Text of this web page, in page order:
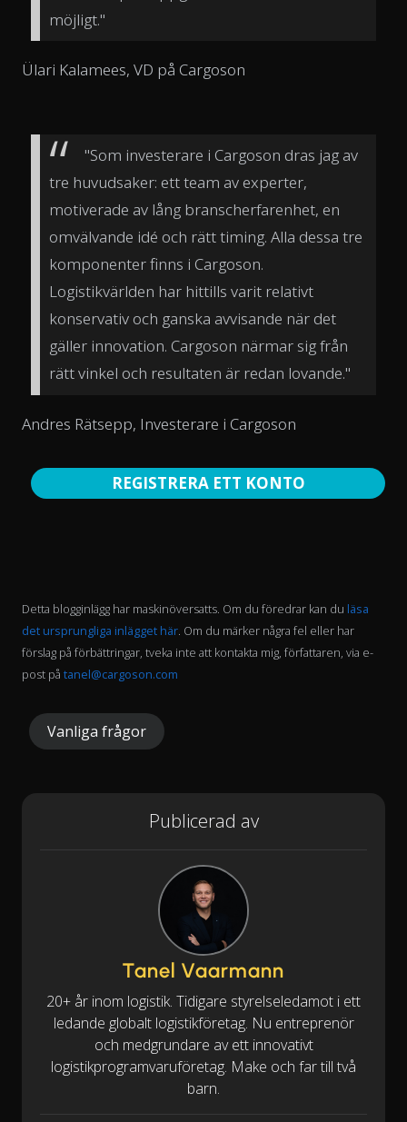
möjligt."
Ülari Kalamees, VD på Cargoson
"Som investerare i Cargoson dras jag av
tre huvudsaker: ett team av experter,
motiverade av lång branscherfarenhet, en
omvälvande idé och rätt timing. Alla dessa tre
komponenter finns i Cargoson.
Logistikvärlden har hittills varit relativt
konservativ och ganska avvisande när det
gäller innovation. Cargoson närmar sig från
rätt vinkel och resultaten är redan lovande."
Andres Rätsepp, Investerare i Cargoson
REGISTRERA ETT KONTO
Detta blogginlägg har maskinöversatts. Om du föredrar kan du läsa
det ursprungliga inlägget här. Om du märker några fel eller har
förslag på förbättringar, tveka inte att kontakta mig, författaren, via e-
post på tanel@cargoson.com
Vanliga frågor
Publicerad av
Tanel Vaarmann
20+ år inom logistik. Tidigare styrelseledamot i ett
ledande globalt logistikföretag. Nu entreprenör
och medgrundare av ett innovativt
logistikprogramvaruföretag. Make och far till två
barn.